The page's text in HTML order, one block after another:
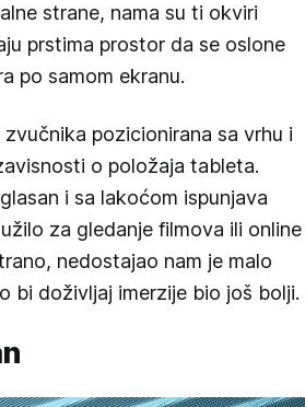
strane, nama su ti okviri
prstima prostor da se oslone
po samom ekranu.
pozicionirana sa vrhu i
o položaja tableta.
i sa lakoćom ispunjava
za gledanje filmova ili online
nedostajao nam je malo
bi doživljaj imerzije bio još bolji.